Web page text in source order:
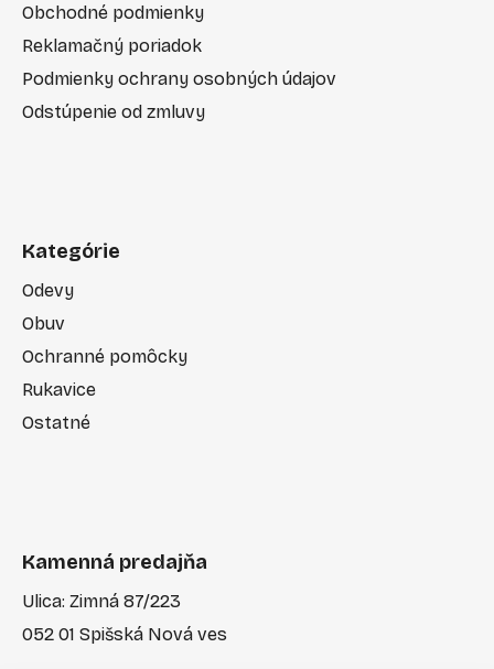
Obchodné podmienky
Reklamačný poriadok
Podmienky ochrany osobných údajov
Odstúpenie od zmluvy
Kategórie
Odevy
Obuv
Ochranné pomôcky
Rukavice
Ostatné
Kamenná predajňa
Ulica: Zimná 87/223
052 01 Spišská Nová ves